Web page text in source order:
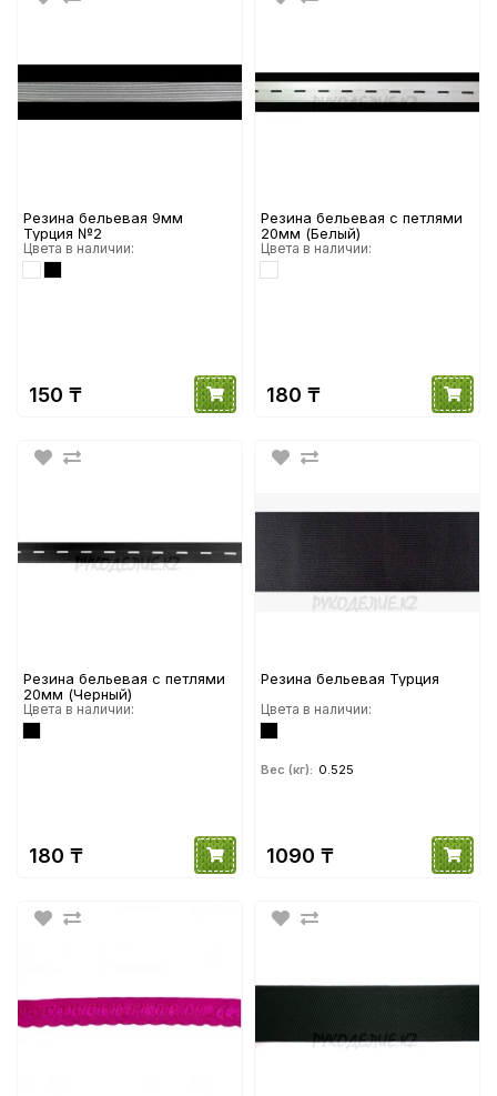
Резина бельевая 9мм
Турция №2
Цвета в наличии:
150 ₸
Резина бельевая с петлями
20мм (Белый)
Цвета в наличии:
180 ₸
Резина бельевая с петлями
20мм (Черный)
Цвета в наличии:
180 ₸
Резина бельевая Турция
Цвета в наличии:
Вес (кг): 0.525
1090 ₸